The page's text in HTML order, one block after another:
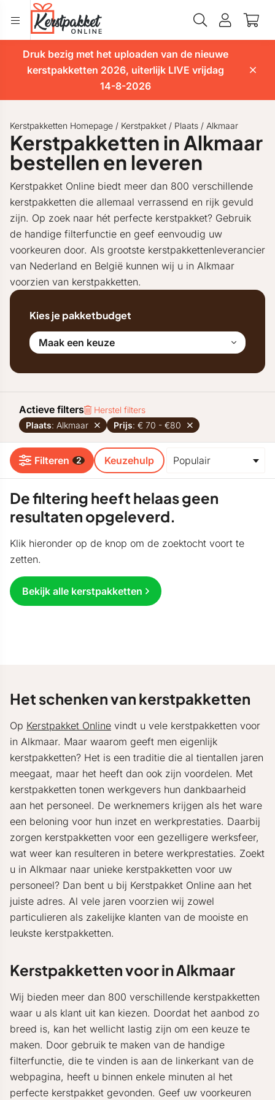
Druk bezig met het uploaden van de nieuwe
kerstpakketten 2026, uiterlijk LIVE vrijdag
14-8-2026
Kerstpakketten Homepage / Kerstpakket / Plaats / Alkmaar
Kerstpakketten in Alkmaar
bestellen en leveren
Kerstpakket Online biedt meer dan 800 verschillende
kerstpakketten die allemaal verrassend en rijk gevuld
zijn. Op zoek naar hét perfecte kerstpakket? Gebruik
de handige filterfunctie en geef eenvoudig uw
voorkeuren door. Als grootste kerstpakkettenleverancier
van Nederland en België kunnen wij u in Alkmaar
voorzien van kerstpakketten.
Kies je pakketbudget
Maak een keuze
Actieve filters
Herstel filters
Plaats: Alkmaar Prijs: € 70 - €80
Filteren 2 Keuzehulp
De filtering heeft helaas geen
resultaten opgeleverd.
Klik hieronder op de knop om de zoektocht voort te
zetten.
Bekijk alle kerstpakketten
Het schenken van kerstpakketten
Op Kerstpakket Online vindt u vele kerstpakketten voor
in Alkmaar. Maar waarom geeft men eigenlijk
kerstpakketten? Het is een traditie die al tientallen jaren
meegaat, maar het heeft dan ook zijn voordelen. Met
kerstpakketten tonen werkgevers hun dankbaarheid
aan het personeel. De werknemers krijgen als het ware
een beloning voor hun inzet en werkprestaties. Daarbij
zorgen kerstpakketten voor een gezelligere werksfeer,
wat weer kan resulteren in betere werkprestaties. Zoekt
u in Alkmaar naar unieke kerstpakketten voor uw
personeel? Dan bent u bij Kerstpakket Online aan het
juiste adres. Al vele jaren voorzien wij zowel
particulieren als zakelijke klanten van de mooiste en
leukste kerstpakketten.
Kerstpakketten voor in Alkmaar
Wij bieden meer dan 800 verschillende kerstpakketten
waar u als klant uit kan kiezen. Doordat het aanbod zo
breed is, kan het wellicht lastig zijn om een keuze te
maken. Door gebruik te maken van de handige
filterfunctie, die te vinden is aan de linkerkant van de
webpagina, heeft u binnen enkele minuten al het
perfecte kerstpakket gevonden. Geef uw voorkeuren